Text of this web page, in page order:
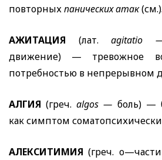
повторныхпанических атак(см.).
АЖИТАЦИЯ (лат.agitatio
движение) — тревожное
потребностью в непрерывном
АЛГИЯ(греч.algos — боль) —
как симптом
АЛЕКСИТИМИЯ(греч.